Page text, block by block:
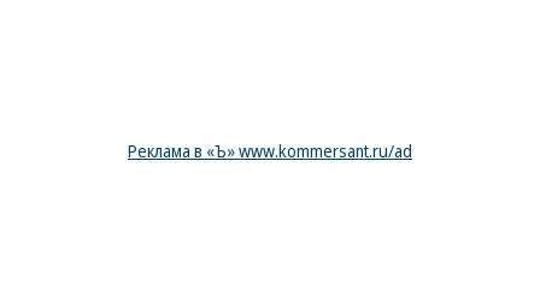
Реклама в «Ъ» www.kommersant.ru/ad